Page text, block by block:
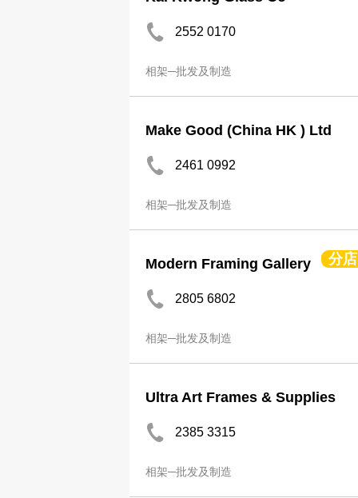
2552 0170
相架─批发及制造
Make Good (China HK ) Ltd
2461 0992
相架─批发及制造
Modern Framing Gallery 分店
2805 6802
相架─批发及制造
Ultra Art Frames & Supplies
2385 3315
相架─批发及制造